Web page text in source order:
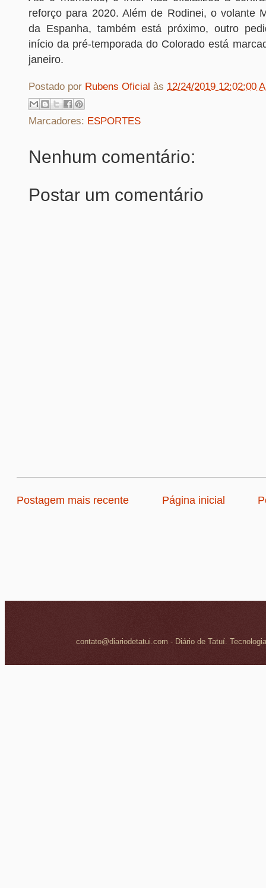
reforço para 2020. Além de Rodinei, o volante
da Espanha, também está próximo, outro
início da pré-temporada do Colorado está
janeiro.
Postado por Rubens Oficial às 12/24/2019 12:02:00
Marcadores: ESPORTES
Nenhum comentário:
Postar um comentário
Postagem mais recente Página inicial
contato@diariodetatui.com - Diário de Tatuí.